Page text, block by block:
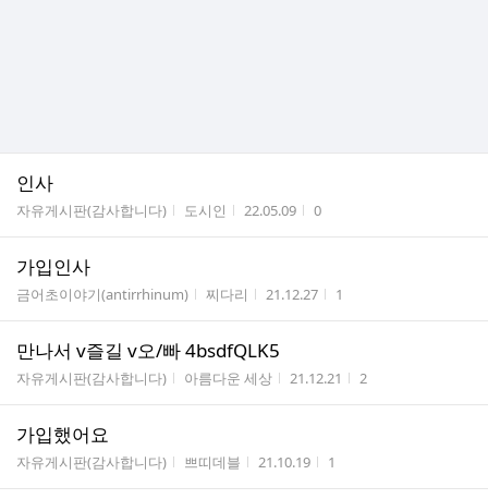
인사
게시판명
자유게시판(감사합니다) 작성자
도시인 작성시간
22.05.09 조회수
0
가입인사
게시판명
금어초이야기(antirrhinum) 작성자
찌다리 작성시간
21.12.27 조회수
1
만나서 v즐길 v오/빠 4bsdfQLK5
게시판명
자유게시판(감사합니다) 작성자
아름다운 세상 작성시간
21.12.21 조회수
2
가입했어요
게시판명
자유게시판(감사합니다) 작성자
쁘띠데블 작성시간
21.10.19 조회수
1